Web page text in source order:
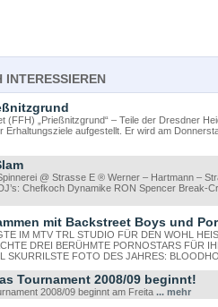
INTERESSIEREN
(FFH) „Prießnitzgrund“ – Teile der Dresdner
Erhaltungsziele aufgestellt. Er wird am
@ Strasse E ® Werner – Hartmann –
Chefkoch Dynamike RON Spencer Break-
mit Backstreet Boys und
IM MTV TRL STUDIO FÜR DEN WOHL
DREI BERÜHMTE PORNOSTARS FÜR
SKURRILSTE FOTO DES JAHRES:
Tournament 2008/09 beginnt!
2008/09 beginnt am Freita ... mehr